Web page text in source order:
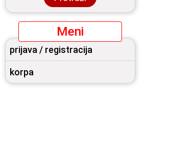
Meni
prijava / registracija
korpa